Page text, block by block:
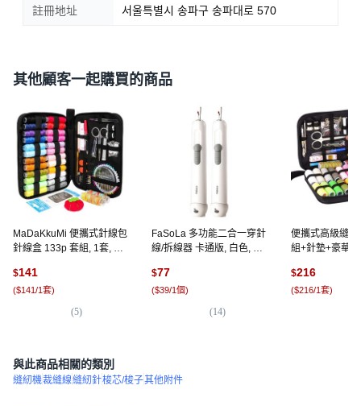
註冊地址 서울특별시 송파구 송파대로 570
其他顧客一起購買的商品
MaDaKkuMi 便攜式針線包
針線盒 133p 套組, 1套, 04
$141
($141/1套)
(5)
FaSoLa 多功能二合一穿針
線/拆線器 卡通版, 白色, 2
$77
($39/1個)
(14)
便攜式高級縫
組+針墊+豪華
$216
($216/1套)
與此商品相關的類別
縫紉機裁縫線縫紉針梭芯/梭子其他附件